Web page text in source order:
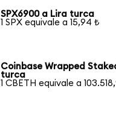
SPX6900 a Lira turca
1 SPX equivale a 15,94 ₺
Coinbase Wrapped
turca
1 CBETH equivale a